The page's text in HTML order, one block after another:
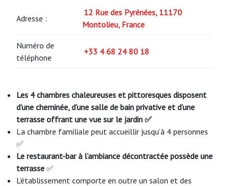
Adresse :
12 Rue des Pyrénées, 11170
Montolieu, France
Numéro de
téléphone
+33 4 68 24 80 18
Les 4 chambres chaleureuses et pittoresques disposent
d’une cheminée, d’une salle de bain privative et d’une
terrasse offrant une vue sur le jardin ✅
La chambre familiale peut accueillir jusqu’à 4 personnes
✅
Le restaurant-bar à l’ambiance décontractée possède une
terrasse ✅
L’établissement comporte en outre un salon et des